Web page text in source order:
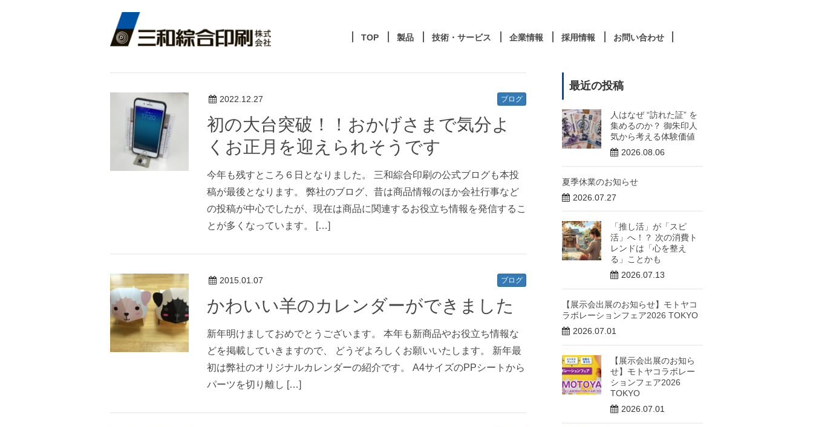
TOP 製品 技術・サービス 企業情報 採用情報 お問い合わせ
2022.12.27 ブログ
初の大台突破！！おかげさまで気分よ
くお正月を迎えられそうです
今年も残すところ６日となりました。 三和綜合印刷の公式ブログも本投
稿が最後となります。 弊社のブログ、昔は商品情報のほか会社行事など
の投稿が中心でしたが、現在は商品に関連するお役立ち情報を発信するこ
とが多くなっています。 […]
2015.01.07 ブログ
かわいい羊のカレンダーができました
新年明けましておめでとうございます。 本年も新商品やお役立ち情報な
どを掲載していきますので、 どうぞよろしくお願いいたします。 新年最
初は弊社のオリジナルカレンダーの紹介です。 A4サイズのPPシートから
パーツを切り離し […]
最近の投稿
人はなぜ “訪れた証” を
集めるのか？ 御朱印人
気から考える体験価値
2026.08.06
夏季休業のお知らせ
2026.07.27
「推し活」が「スピ
活」へ！？ 次の消費ト
レンドは「心を整え
る」ことかも
2026.07.13
【展示会出展のお知らせ】モトヤコ
ラボレーションフェア2026 TOKYO
2026.07.01
【展示会出展のお知ら
せ】モトヤコラボレー
ションフェア2026
TOKYO
2026.07.01